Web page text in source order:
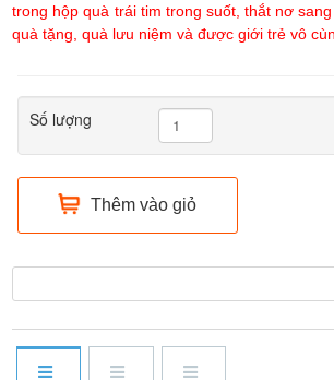
trong hộp quà trái tim trong suốt, thắt nơ
quà tặng, quà lưu niệm và được giới trẻ vô
Số lượng
Thêm vào giỏ